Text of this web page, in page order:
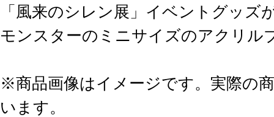
「風来のシレン展」イベントグッズ
モンスターのミニサイズのアクリル
※商品画像はイメージです。実際の
います。